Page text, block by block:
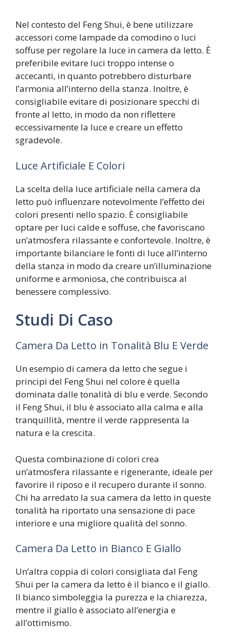
Nel contesto del Feng Shui, è bene utilizzare
accessori come lampade da comodino o luci
soffuse per regolare la luce in camera da letto. È
preferibile evitare luci troppo intense o
accecanti, in quanto potrebbero disturbare
l’armonia all’interno della stanza. Inoltre, è
consigliabile evitare di posizionare specchi di
fronte al letto, in modo da non riflettere
eccessivamente la luce e creare un effetto
sgradevole.
Luce Artificiale E Colori
La scelta della luce artificiale nella camera da
letto può influenzare notevolmente l’effetto dei
colori presenti nello spazio. È consigliabile
optare per luci calde e soffuse, che favoriscano
un’atmosfera rilassante e confortevole. Inoltre, è
importante bilanciare le fonti di luce all’interno
della stanza in modo da creare un’illuminazione
uniforme e armoniosa, che contribuisca al
benessere complessivo.
Studi Di Caso
Camera Da Letto in Tonalità Blu E Verde
Un esempio di camera da letto che segue i
principi del Feng Shui nel colore è quella
dominata dalle tonalità di blu e verde. Secondo
il Feng Shui, il blu è associato alla calma e alla
tranquillità, mentre il verde rappresenta la
natura e la crescita.
Questa combinazione di colori crea
un’atmosfera rilassante e rigenerante, ideale per
favorire il riposo e il recupero durante il sonno.
Chi ha arredato la sua camera da letto in queste
tonalità ha riportato una sensazione di pace
interiore e una migliore qualità del sonno.
Camera Da Letto in Bianco E Giallo
Un’altra coppia di colori consigliata dal Feng
Shui per la camera da letto è il bianco e il giallo.
Il bianco simboleggia la purezza e la chiarezza,
mentre il giallo è associato all’energia e
all’ottimismo.